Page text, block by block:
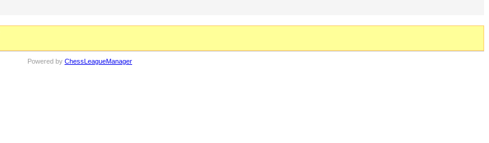
Powered by ChessLeagueManager